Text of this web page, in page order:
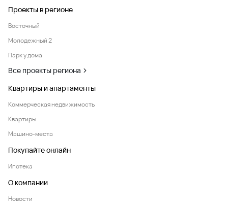
Проекты в регионе
Восточный
Молодежный 2
Парк у дома
Все проекты региона
Квартиры и апартаменты
Коммерческая недвижимость
Квартиры
Машино-места
Покупайте онлайн
Ипотека
О компании
Новости